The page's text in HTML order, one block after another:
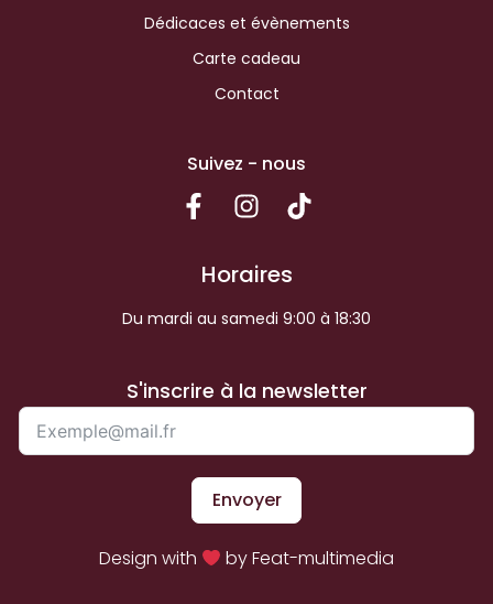
Dédicaces et évènements
Carte cadeau
Contact
Suivez - nous
Horaires
Du mardi au samedi 9:00 à 18:30
S'inscrire à la newsletter
Envoyer
Design with by Feat-multimedia